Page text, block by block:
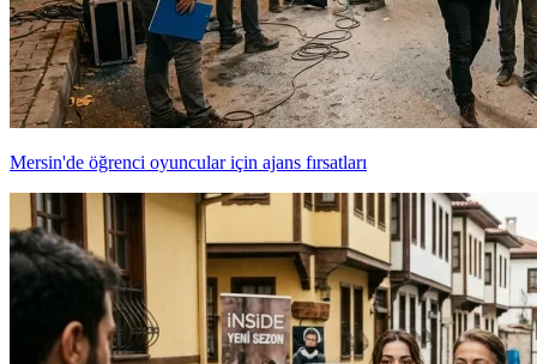
Mersin'de öğrenci oyuncular için ajans fırsatları